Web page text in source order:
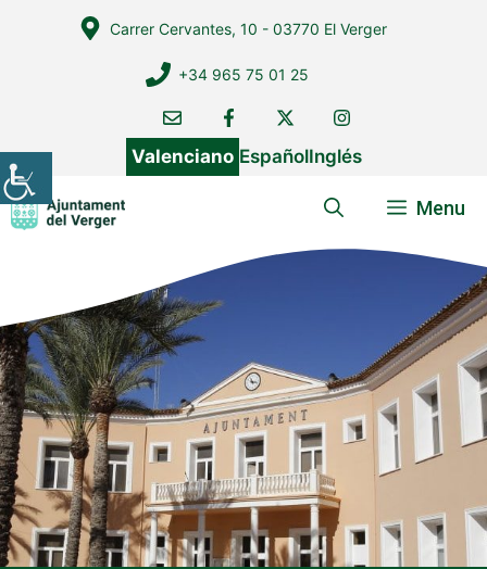
Carrer Cervantes, 10 - 03770 El Verger
+34 965 75 01 25
Valenciano EspañolInglés
Menu